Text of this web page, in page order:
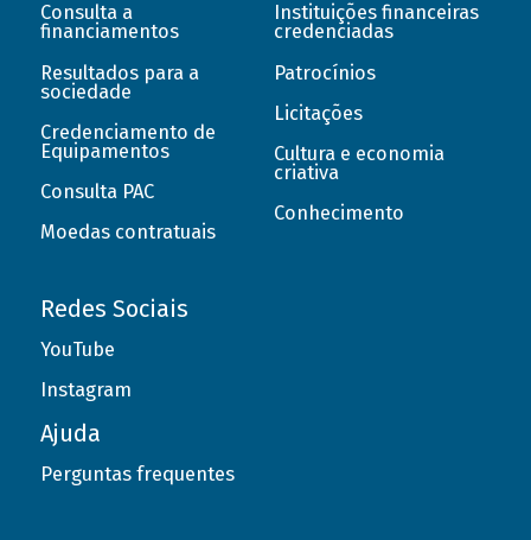
Consulta a
financiamentos
Resultados para a
sociedade
Credenciamento de
Equipamentos
Consulta PAC
Moedas contratuais
Instituições financeiras
credenciadas
Patrocínios
Licitações
Cultura e economia
criativa
Conhecimento
Redes Sociais
YouTube
Instagram
Ajuda
Perguntas frequentes